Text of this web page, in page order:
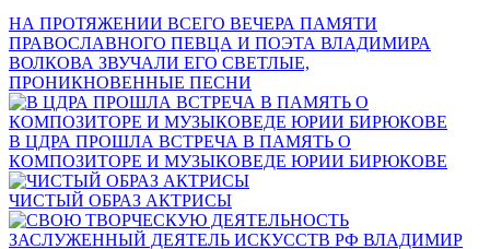
НА ПРОТЯЖЕНИИ ВСЕГО ВЕЧЕРА ПАМЯТИ
ПРАВОСЛАВНОГО ПЕВЦА И ПОЭТА ВЛАДИМИРА
ВОЛКОВА ЗВУЧАЛИ ЕГО СВЕТЛЫЕ,
ПРОНИКНОВЕННЫЕ ПЕСНИ
В ЦДРА ПРОШЛА ВСТРЕЧА В ПАМЯТЬ О
КОМПОЗИТОРЕ И МУЗЫКОВЕДЕ ЮРИИ БИРЮКОВЕ
ЧИСТЫЙ ОБРАЗ АКТРИСЫ